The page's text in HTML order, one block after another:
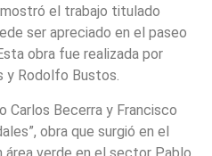
el trabajo titulado
ser apreciado en el paseo
obra fue realizada por
y Rodolfo Bustos.
Carlos Becerra y Francisco
obra que surgió en el